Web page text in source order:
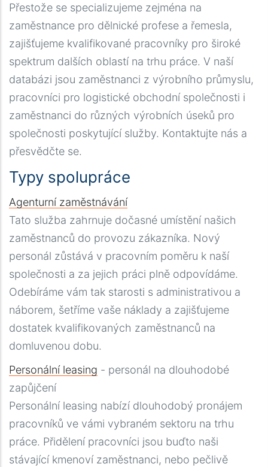
Přestože se specializujeme zejména na
zaměstnance pro dělnické profese a řemesla,
zajišťujeme kvalifikované pracovníky pro široké
spektrum dalších oblastí na trhu práce. V naší
databázi jsou zaměstnanci z výrobního průmyslu,
pracovníci pro logistické obchodní společnosti i
zaměstnanci do různých výrobních úseků pro
společnosti poskytující služby. Kontaktujte nás a
přesvědčte se.
Typy spolupráce
Agenturní zaměstnávání
Tato služba zahrnuje dočasné umístění našich
zaměstnanců do provozu zákazníka. Nový
personál zůstává v pracovním poměru k naší
společnosti a za jejich práci plně odpovídáme.
Odebíráme vám tak starosti s administrativou a
náborem, šetříme vaše náklady a zajišťujeme
dostatek kvalifikovaných zaměstnanců na
domluvenou dobu.
Personální leasing - personál na dlouhodobé
zapůjčení
Personální leasing nabízí dlouhodobý pronájem
pracovníků ve vámi vybraném sektoru na trhu
práce. Přidělení pracovníci jsou buďto naši
stávající kmenoví zaměstnanci, nebo pečlivě